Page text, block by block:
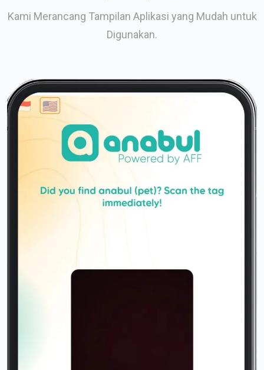
Kami Merancang Tampilan Aplikasi yang Mudah untuk
Digunakan.